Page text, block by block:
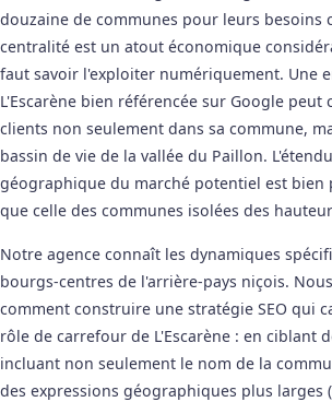
douzaine de communes pour leurs besoins
centralité est un atout économique
faut savoir l'exploiter numériquement. Une
L'Escarène bien référencée sur Google peut
clients non seulement dans sa commune,
bassin de vie de la vallée du Paillon.
géographique du marché potentiel est bien
que celle des communes isolées des
Notre agence connaît les dynamiques
bourgs-centres de l'arrière-pays niçois.
comment construire une stratégie SEO qui
rôle de carrefour de L'Escarène : en ciblant
incluant non seulement le nom de la
des expressions géographiques plus larges